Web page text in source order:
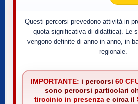
Questi percorsi prevedono attività in
quota significativa di didattica). Le
vengono definite di anno in anno, in
regionale.
IMPORTANTE: i percorsi 60
sono percorsi particolari
tirocinio in presenza e circa il